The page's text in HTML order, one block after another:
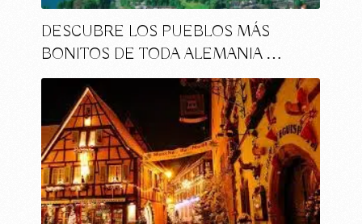
DESCUBRE LOS PUEBLOS MÁS
BONITOS DE TODA ALEMANIA …